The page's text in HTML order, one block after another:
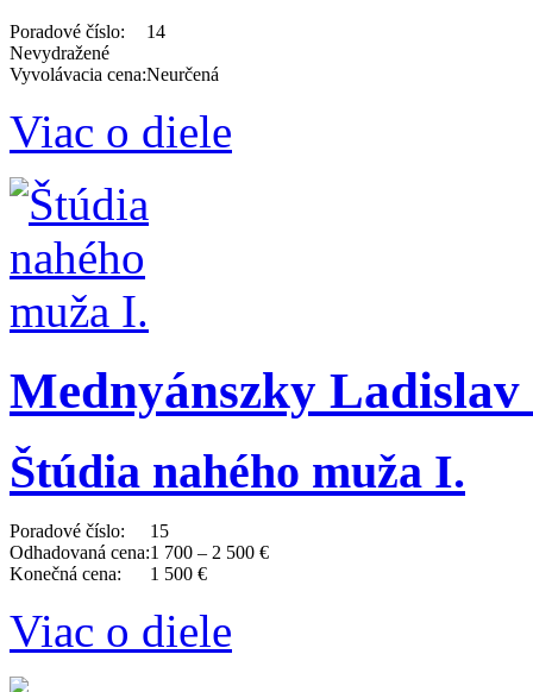
Poradové číslo:
14
Nevydražené
Vyvolávacia cena:Neurčená
Viac o diele
Mednyánszky Ladislav
Štúdia nahého muža I.
Poradové číslo:
15
Odhadovaná cena:1 700 – 2 500 €
Konečná cena:
1 500 €
Viac o diele